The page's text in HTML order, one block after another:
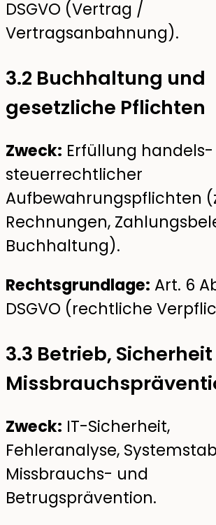
DSGVO (Vertrag /
Vertragsanbahnung).
3.2 Buchhaltung und
gesetzliche Pflichten
Zweck: Erfüllung
steuerrechtlicher
Aufbewahrungspflichten
Rechnungen,
Buchhaltung).
Rechtsgrundlage: Art. 6
DSGVO (rechtliche
3.3 Betrieb,
Zweck: IT-Sicherheit,
Fehleranalyse,
Missbrauchs- und
Betrugsprävention.